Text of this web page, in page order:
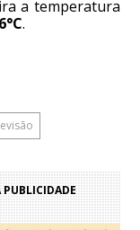
a temperatura
.